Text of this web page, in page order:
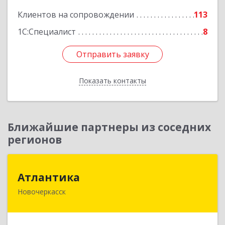
Клиентов на сопровождении
113
1С:Специалист
8
Отправить заявку
Показать контакты
Отправить заявку
Назад
Ближайшие партнеры из соседних
регионов
Атлантика
Новочеркасск346428, Ростовская обл, Новочеркасск г,